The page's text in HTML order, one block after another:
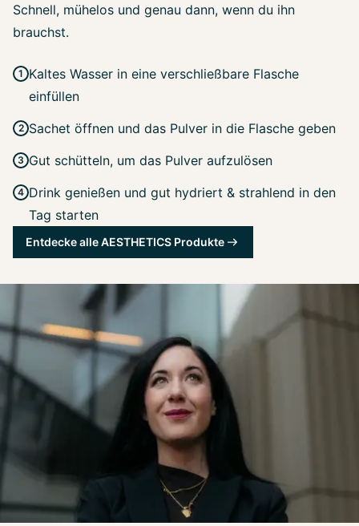
Schnell, mühelos und genau dann, wenn du ihn
brauchst.
Kaltes Wasser in eine verschließbare Flasche
einfüllen
Sachet öffnen und das Pulver in die Flasche geben
Gut schütteln, um das Pulver aufzulösen
Drink genießen und gut hydriert & strahlend in den
Tag starten
Entdecke alle AESTHETICS Produkte